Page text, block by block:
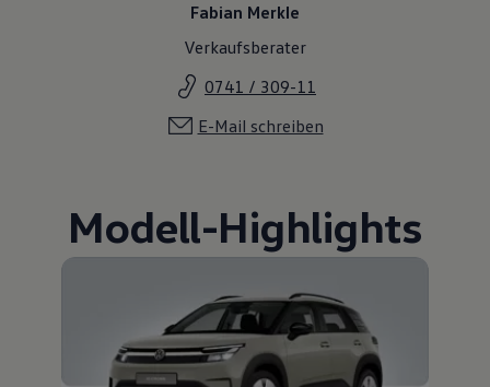
Fabian Merkle
Verkaufsberater
0741 / 309-11
E-Mail schreiben
Modell-Highlights